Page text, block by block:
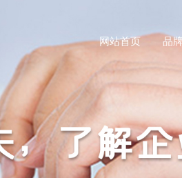
网站首页 品